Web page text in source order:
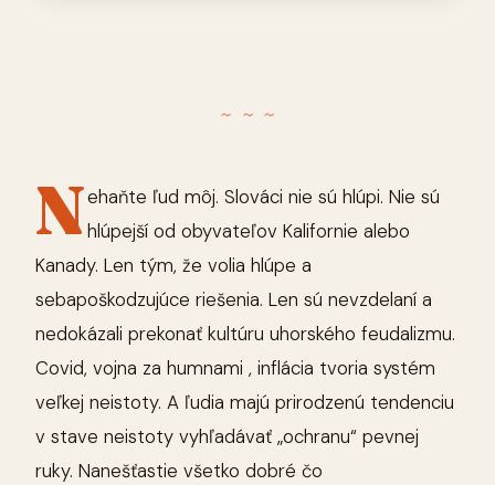
~ ~ ~
Nehaňte ľud môj. Slováci nie sú hlúpi. Nie sú
hlúpejší od obyvateľov Kalifornie alebo
Kanady. Len tým, že volia hlúpe a
sebapoškodzujúce riešenia. Len sú nevzdelaní a
nedokázali prekonať kultúru uhorského feudalizmu.
Covid, vojna za humnami , inflácia tvoria systém
veľkej neistoty. A ľudia majú prirodzenú tendenciu
v stave neistoty vyhľadávať „ochranu“ pevnej
ruky. Nanešťastie všetko dobré čo